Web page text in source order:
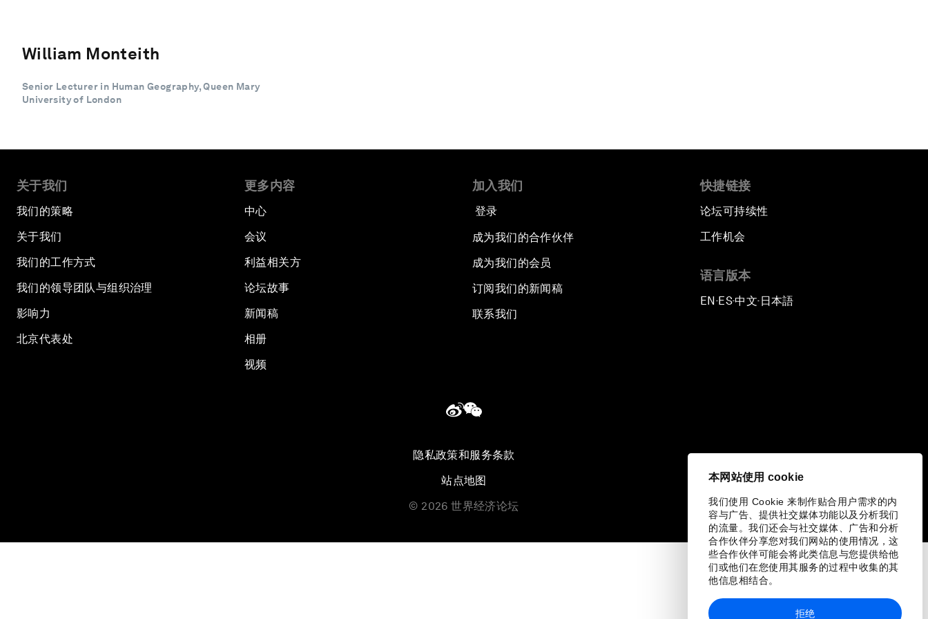
本网站使用 cookie
我们使用 Cookie 来制作贴合用户需求的内
容与广告、提供社交媒体功能以及分析我们
的流量。我们还会与社交媒体、广告和分析
合作伙伴分享您对我们网站的使用情况，这
些合作伙伴可能会将此类信息与您提供给他
们或他们在您使用其服务的过程中收集的其
他信息相结合。
拒绝
William Monteith
Senior Lecturer in Human Geography, Queen Mary
University of London
关于我们
我们的策略
关于我们
我们的工作方式
我们的领导团队与组织治理
影响力
北京代表处
更多内容
中心
会议
利益相关方
论坛故事
新闻稿
相册
视频
加入我们
登录
成为我们的合作伙伴
成为我们的会员
订阅我们的新闻稿
联系我们
快捷链接
论坛可持续性
工作机会
语言版本
EN ▪ES▪中文▪ 日本語
隐私政策和服务条款
站点地图
© 2026 世界经济论坛